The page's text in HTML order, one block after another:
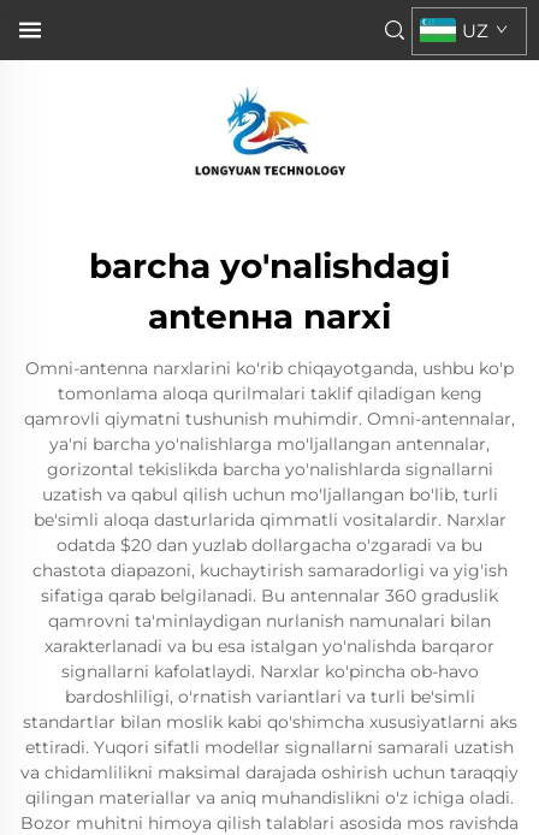
UZ
barcha yo'nalishdagi
antenна narxi
Omni-antenna narxlarini ko'rib chiqayotganda, ushbu ko'p
tomonlama aloqa qurilmalari taklif qiladigan keng
qamrovli qiymatni tushunish muhimdir. Omni-antennalar,
ya'ni barcha yo'nalishlarga mo'ljallangan antennalar,
gorizontal tekislikda barcha yo'nalishlarda signallarni
uzatish va qabul qilish uchun mo'ljallangan bo'lib, turli
be'simli aloqa dasturlarida qimmatli vositalardir. Narxlar
odatda $20 dan yuzlab dollargacha o'zgaradi va bu
chastota diapazoni, kuchaytirish samaradorligi va yig'ish
sifatiga qarab belgilanadi. Bu antennalar 360 graduslik
qamrovni ta'minlaydigan nurlanish namunalari bilan
xarakterlanadi va bu esa istalgan yo'nalishda barqaror
signallarni kafolatlaydi. Narxlar ko'pincha ob-havo
bardoshliligi, o'rnatish variantlari va turli be'simli
standartlar bilan moslik kabi qo'shimcha xususiyatlarni aks
ettiradi. Yuqori sifatli modellar signallarni samarali uzatish
va chidamlilikni maksimal darajada oshirish uchun taraqqiy
qilingan materiallar va aniq muhandislikni o'z ichiga oladi.
Bozor muhitni himoya qilish talablari asosida mos ravishda